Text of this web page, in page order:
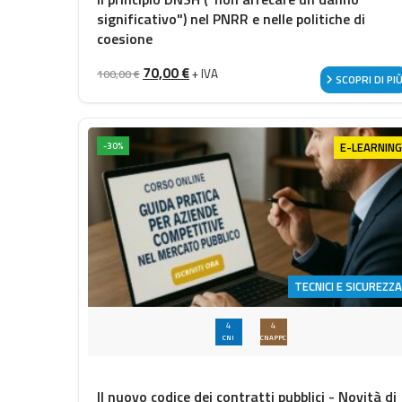
significativo") nel PNRR e nelle politiche di
coesione
100,00€ Il prezzo originale era: 100,00 €.
70,00€Il prezzo attuale è: 70,00 €.
+ IVA SCOPRI DI PIÙ
-30% E-LEARNING
TECNICI E SICUREZZA
4
CNI
4
CNAPPC
Il nuovo codice dei contratti pubblici - Novità di